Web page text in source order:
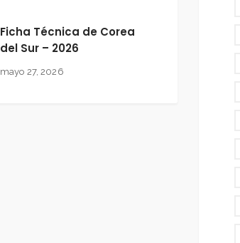
Ficha Técnica de Corea
del Sur – 2026
mayo 27, 2026